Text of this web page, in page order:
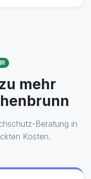
mehr
Beratung in
Kosten.